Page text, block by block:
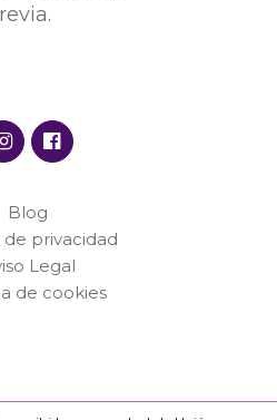
Blog
de privacidad
Legal
de cookies